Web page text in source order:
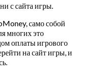
с сайта игры.
само собой
многих это
оплаты игрового
на сайт игры, и